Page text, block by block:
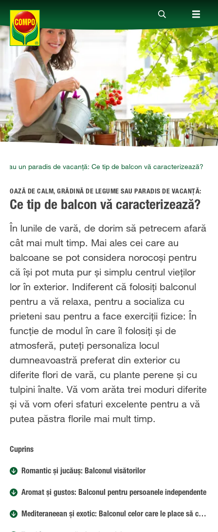
Produse
Ghiduri
Teme
Companie
sau un paradis de vacanță: Ce tip de balcon vă caracterizează?
OAZĂ DE CALM, GRĂDINĂ DE LEGUME SAU PARADIS DE VACANȚĂ:
Ce tip de balcon vă caracterizează?
În lunile de vară, de dorim să petrecem afară
cât mai mult timp. Mai ales cei care au
balcoane se pot considera norocoși pentru
că își pot muta pur și simplu centrul vieților
lor în exterior. Indiferent că folosiți balconul
pentru a vă relaxa, pentru a socializa cu
prieteni sau pentru a face exerciții fizice: În
funcție de modul în care îl folosiți și de
atmosferă, puteți personaliza locul
dumneavoastră preferat din exterior cu
diferite flori de vară, cu plante perene și cu
tulpini înalte. Vă vom arăta trei moduri diferite
și vă vom oferi sfaturi excelente pentru a vă
putea păstra florile mai mult timp.
Cuprins
Romantic și jucăuș: Balconul visătorilor
Aromat și gustos: Balconul pentru persoanele independente
Mediteraneean și exotic: Balconul celor care le place să călătorească